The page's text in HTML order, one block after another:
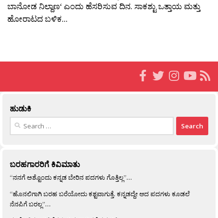
ಬಾನೋಡ ನಿಲ್ದಾಣ‘ ಎಂದು ಹೆಸರಿಸುವ ದಿನ. ಸಾಕಶ್ಟು ಒತ್ತಾಯ ಮತ್ತು
ಹೋರಾಟದ ಬಳಿಕ...
ಹುಡುಕಿ
Search
ಬರಹಗಾರರಿಗೆ ಕಿವಿಮಾತು
“ನನಗೆ ಅಶ್ಟೊಂದು ಕನ್ನಡ ಬೇರಿನ ಪದಗಳು ಗೊತ್ತಿಲ್ಲ”…
“ಹೊನಲಿಗಾಗಿ ಬರಹ ಬರೆಯೋದು ಕಶ್ಟವಾಗುತ್ತೆ. ಕನ್ನಡದ್ದೇ ಆದ ಪದಗಳು ಕೂಡಲೆ
ನೆನಪಿಗೆ ಬರಲ್ಲ”…